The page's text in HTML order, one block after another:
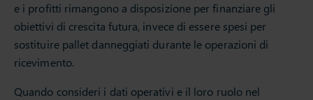
e i profitti rimangono a disposizione per finanziare gli
obiettivi di crescita futura, invece di essere spesi per
sostituire pallet danneggiati durante le operazioni di
ricevimento.
Quando consideri i dati operativi e il loro ruolo nel